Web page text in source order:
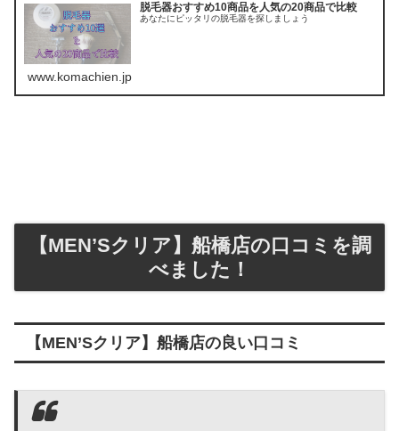
脱毛器おすすめ10商品を人気の20商品で比較
あなたにピッタリの脱毛器を探しましょう
www.komachien.jp
【MEN’Sクリア】船橋店の口コミを調
べました！
【MEN’Sクリア】船橋店の良い口コミ